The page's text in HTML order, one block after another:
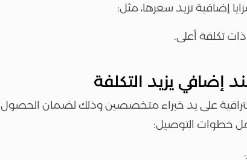
إضافية تزيد سعرها، مثل:
ذات تكلفة أعلى.
إضافي يزيد التكلفة
على يد خبراء متخصصين وذلك لضمان الحصول
خطوات التوصيل: